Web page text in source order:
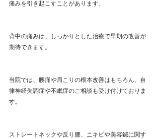
痛みを引き起こすことがあります。
背中の痛みは、しっかりとした治療で早期の改善が
期待できます。
当院では、腰痛や肩こりの根本改善はもちろん、自
律神経失調症や不眠症のご相談も受け付けておりま
す。
ストレートネックや反り腰、ニキビや美容鍼に関す